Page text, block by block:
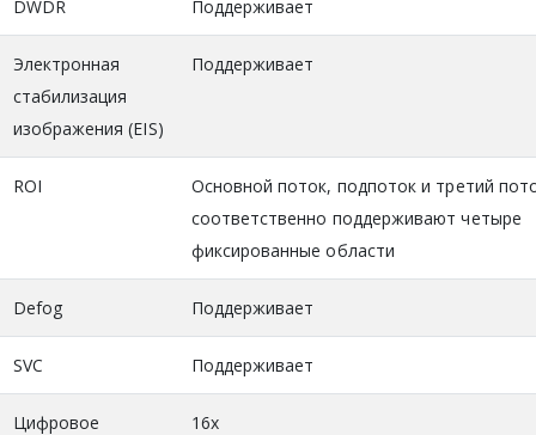
DWDR Поддерживает
Электронная
стабилизация
изображения (EIS)
Поддерживает
ROI
Основной поток, подпоток и третий
соответственно поддерживают четыре
фиксированные области
Defog Поддерживает
SVC Поддерживает
Цифровое
16х